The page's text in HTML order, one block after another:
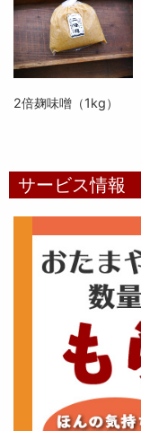
2倍麹味噌（1kg）
サービス情報